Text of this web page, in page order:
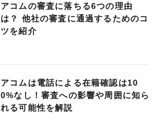
アコムの審査に落ちる6つの理由
は？ 他社の審査に通過するためのコ
ツを紹介
アコムは電話による在籍確認は10
0%なし！審査への影響や周囲に知ら
れる可能性を解説